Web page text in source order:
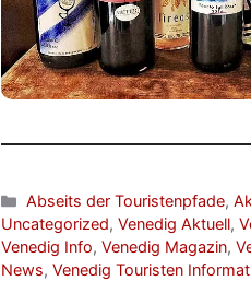
Kategorien
Abseits der Touristenpfade,
Uncategorized, Venedig Aktuell,
Venedig Info, Venedig Magazin,
News, Venedig Touristen